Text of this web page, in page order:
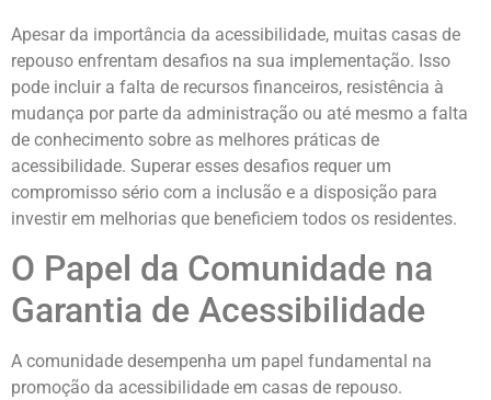
Apesar da importância da acessibilidade, muitas casas de
repouso enfrentam desafios na sua implementação. Isso
pode incluir a falta de recursos financeiros, resistência à
mudança por parte da administração ou até mesmo a falta
de conhecimento sobre as melhores práticas de
acessibilidade. Superar esses desafios requer um
compromisso sério com a inclusão e a disposição para
investir em melhorias que beneficiem todos os residentes.
O Papel da Comunidade na
Garantia de Acessibilidade
A comunidade desempenha um papel fundamental na
promoção da acessibilidade em casas de repouso.